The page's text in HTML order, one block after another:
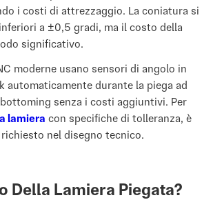
i costi di attrezzaggio. La coniatura si
a ±0,5 gradi, ma il costo della
significativo.
moderne usano sensori di angolo in
automaticamente durante la piega ad
senza i costi aggiuntivi. Per
lamiera con specifiche di tolleranza, è
nel disegno tecnico.
Della Lamiera Piegata?